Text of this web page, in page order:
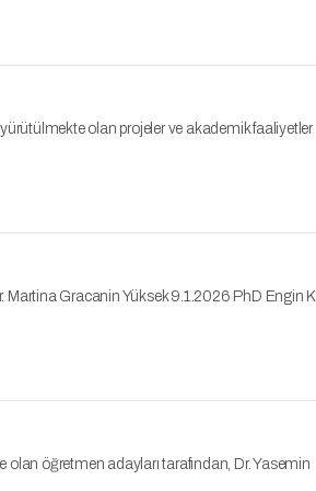
olan projeler ve akademik faaliyetler
Martina Gracanin Yüksek 9.1.2026 PhD Engin
öğretmen adayları tarafından, Dr. Yasemin